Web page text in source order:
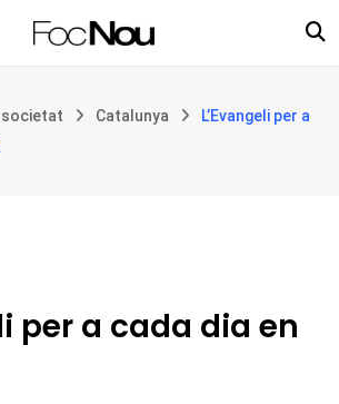
societat Catalunya
L’Evangeli per a
per a cada dia en